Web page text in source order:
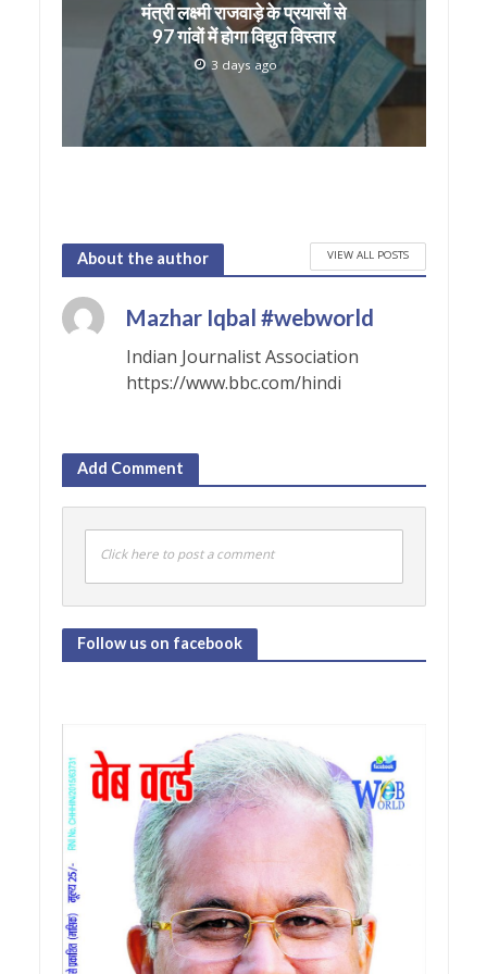
मंत्री लक्ष्मी राजवाड़े के प्रयासों से
97 गांवों में होगा विद्युत विस्तार
3 days ago
About the author VIEW ALL POSTS
Mazhar Iqbal #webworld
Indian Journalist Association
https://www.bbc.com/hindi
Add Comment
Click here to post a comment
Follow us on facebook